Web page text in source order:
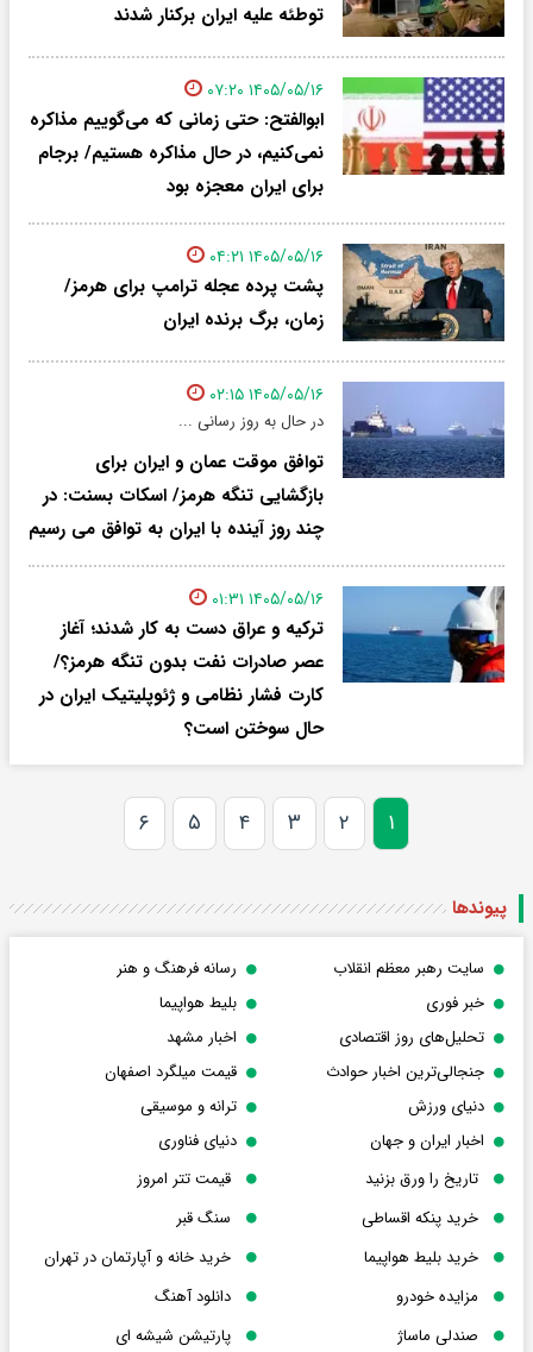
توطئه علیه ایران برکنار شدند
۱۴۰۵/۰۵/۱۶ ۰۷:۲۰
ابوالفتح: حتی زمانی که می‌گوییم مذاکره
نمی‌کنیم، در حال مذاکره هستیم/ برجام
برای ایران معجزه بود
۱۴۰۵/۰۵/۱۶ ۰۴:۲۱
پشت پرده عجله ترامپ برای هرمز/
زمان، برگ برنده ایران
۱۴۰۵/۰۵/۱۶ ۰۲:۱۵
در حال به روز رسانی ...
توافق موقت عمان و ایران برای
بازگشایی تنگه هرمز/ اسکات بسنت: در
چند روز آینده با ایران به توافق می رسیم
۱۴۰۵/۰۵/۱۶ ۰۱:۳۱
ترکیه و عراق دست به کار شدند؛ آغاز
عصر صادرات نفت بدون تنگه هرمز؟/
کارت فشار نظامی و ژئوپلیتیک ایران در
حال سوختن است؟
۱ ۲ ۳ ۴ ۵ ۶
پیوندها
سایت رهبر معظم انقلاب
رسانه فرهنگ و هنر
خبر فوری
بلیط هواپیما
تحلیل‌های روز اقتصادی
اخبار مشهد
جنجالی‌ترین اخبار حوادث
قیمت میلگرد اصفهان
دنیای ورزش
ترانه و موسیقی
اخبار ایران و جهان
دنیای فناوری
تاریخ را ورق بزنید
قیمت تتر امروز
خرید پنکه اقساطی
سنگ قبر
خرید بلیط هواپیما
خرید خانه و آپارتمان در تهران
مزایده خودرو
دانلود آهنگ
صندلی ماساژ
پارتیشن شیشه ای